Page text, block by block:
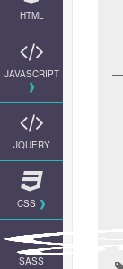
HTML
JAVASCRIPT
JQUERY
CSS
SASS